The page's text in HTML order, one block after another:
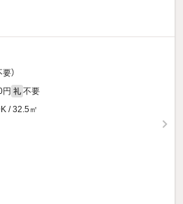
）
円 礼 不要
/ 32.5㎡